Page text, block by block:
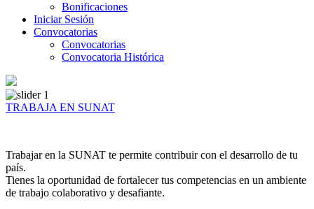
Bonificaciones
Iniciar Sesión
Convocatorias
Convocatorias
Convocatoria Histórica
TRABAJA EN SUNAT
Trabajar en la SUNAT te permite contribuir con el desarrollo de tu
país.
Tienes la oportunidad de fortalecer tus competencias en un ambiente
de trabajo colaborativo y desafiante.